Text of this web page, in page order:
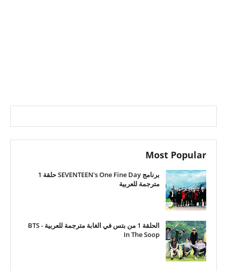
Most Popular
برنامج SEVENTEEN's One Fine Day حلقة 1
مترجمة للعربية
الحلقة 1 من بتس في الغابة مترجمة للعربية - BTS
In The Soop